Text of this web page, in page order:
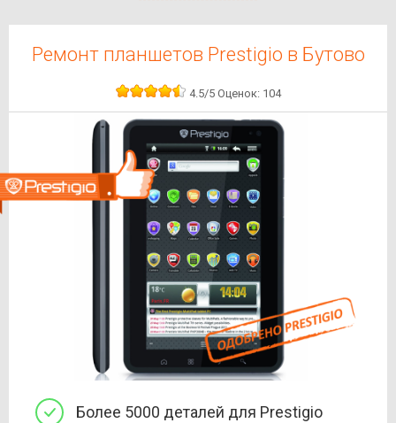
Ремонт планшетов Prestigio в Бутово
4.5/5 Оценок: 104
Более 5000 деталей для Prestigio